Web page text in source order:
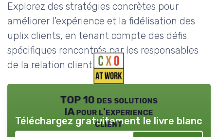
Explorez des stratégies concrètes pour
améliorer l'expérience et la fidélisation des
uplix clients, en tenant compte des défis
spécifiques rencontrés par les responsables
de la relation client.
TOP 10 des solutions
IA pour l'experience
client
Téléchargez gratuitement le livre blanc